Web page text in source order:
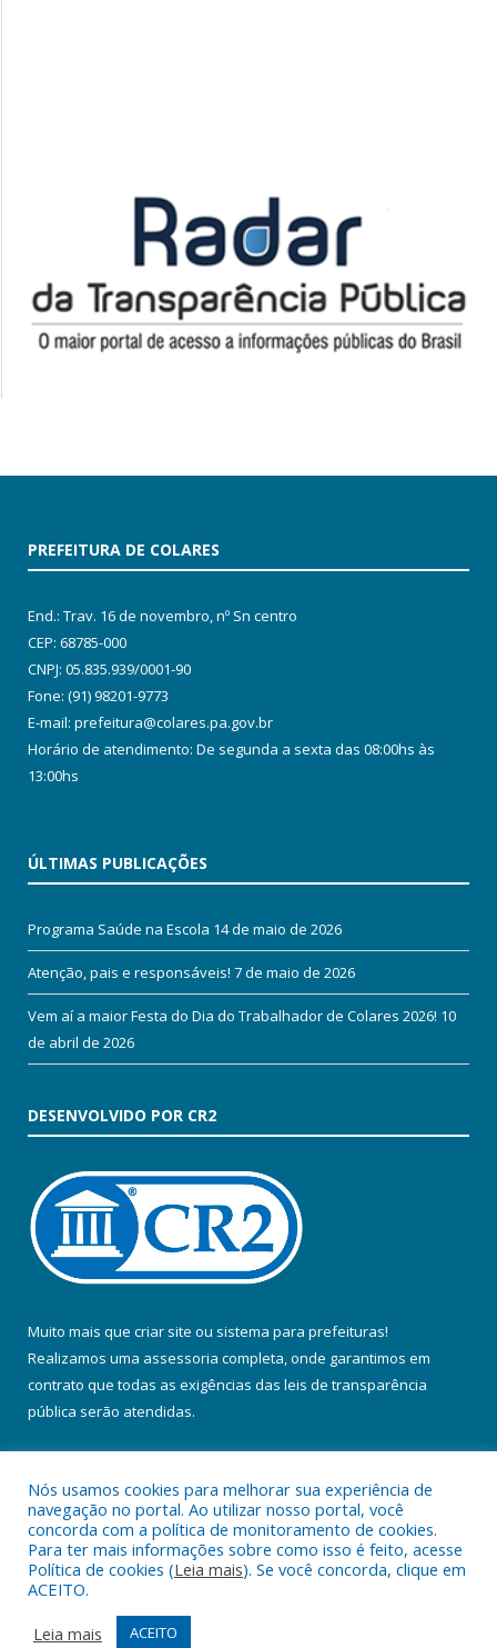
PREFEITURA DE COLARES
End.: Trav. 16 de novembro, nº Sn centro
CEP: 68785-000
CNPJ: 05.835.939/0001-90
Fone: (91) 98201-9773
E-mail: prefeitura@colares.pa.gov.br
Horário de atendimento: De segunda a sexta das 08:00hs às
13:00hs
ÚLTIMAS PUBLICAÇÕES
Programa Saúde na Escola 14 de maio de 2026
Atenção, pais e responsáveis! 7 de maio de 2026
Vem aí a maior Festa do Dia do Trabalhador de Colares 2026! 10
de abril de 2026
DESENVOLVIDO POR CR2
Muito mais que criar site ou sistema para prefeituras!
Realizamos uma assessoria completa, onde garantimos em
contrato que todas as exigências das leis de transparência
pública serão atendidas.
Todos os direitos reservados a Prefeitura Municipal de Colares.
Mapa do Site
Acessar Área Administrativa
Nós usamos cookies para melhorar sua experiência de
navegação no portal. Ao utilizar nosso portal, você
concorda com a política de monitoramento de cookies.
Para ter mais informações sobre como isso é feito, acesse
Política de cookies (Leia mais). Se você concorda, clique em
ACEITO.
Leia mais
ACEITO